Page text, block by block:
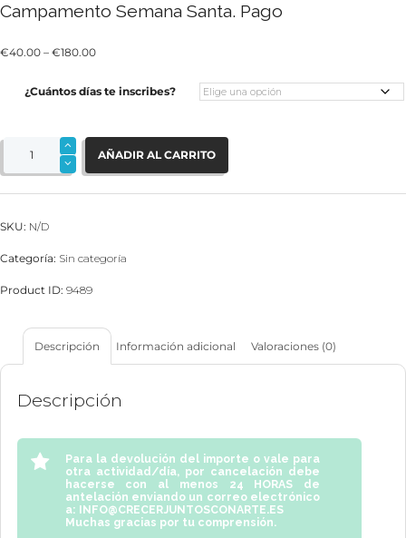
Campamento Semana Santa. Pago
€40.00 – €180.00
¿Cuántos días te inscribes?
Campamento
Semana
Santa.
Pago
AÑADIR AL CARRITO
SKU: N/D
Categoría: Sin categoría
Product ID: 9489
Descripción Información adicional Valoraciones (0)
Descripción
Para la devolución del importe o vale para
otra actividad/día, por cancelación debe
hacerse con al menos 24 HORAS de
antelación enviando un correo electrónico
a: INFO@CRECERJUNTOSCONARTE.ES
Muchas gracias por tu comprensión.